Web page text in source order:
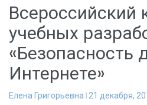
Всероссийский
учебных
«Безопасность
Интернете»
Елена Григорьевна 21 декабря,